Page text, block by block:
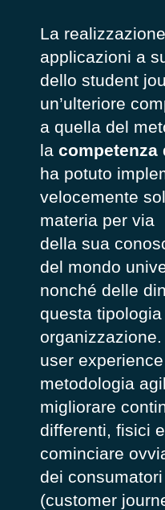
La
applicazioni a
dello student
un’ulteriore
a quella del
la competenza
ha potuto
velocemente
materia per via
della sua
del mondo
nonché delle
questa tipologia
user
metodologia
migliorare
differenti, fisici
cominciare
dei consumatori
(customer